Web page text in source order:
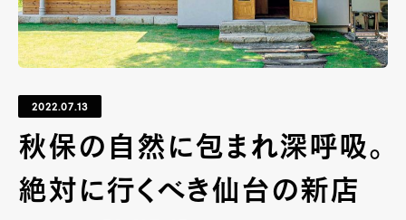
2022.07.13
秋保の自然に包まれ深呼吸。
絶対に行くべき仙台の新店